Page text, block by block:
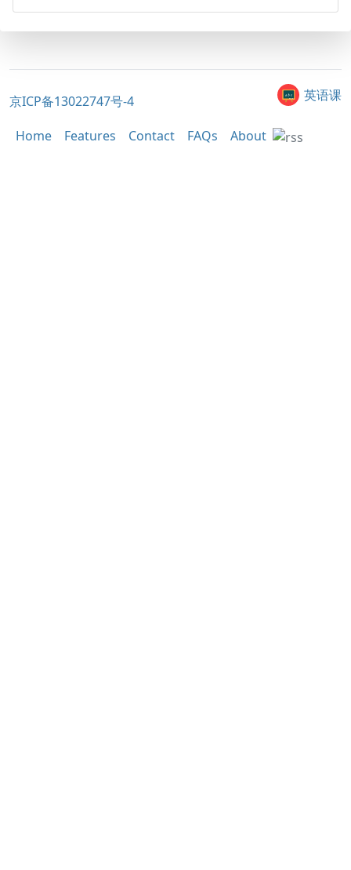
京ICP备13022747号-4 英语课
Home Features Contact FAQs About